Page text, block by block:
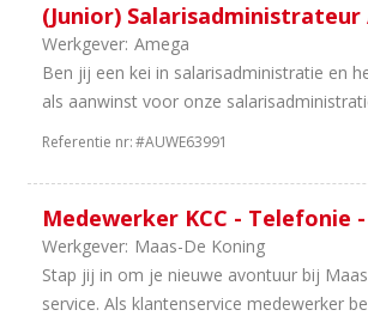
(Junior)
Werkgever: Amega
Ben jij een kei in salarisadministratie en
als aanwinst voor onze
Referentie nr:#AUWE63991
Medewerker KCC - Telefonie
Werkgever: Maas-De Koning
Stap jij in om je nieuwe avontuur bij
service. Als klantenservice medewerker